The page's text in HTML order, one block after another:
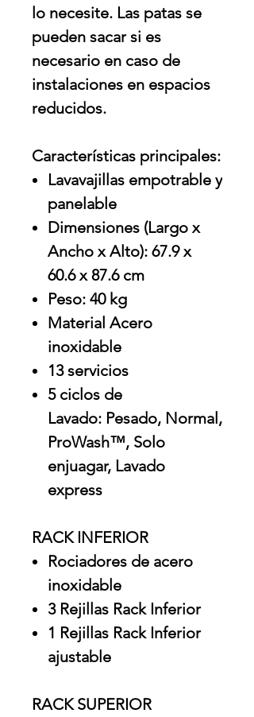
lo necesite. Las patas se
pueden sacar si es
necesario en caso de
instalaciones en espacios
reducidos.
Características principales:
Lavavajillas empotrable y
panelable
Dimensiones (Largo x
Ancho x Alto): 67.9 x
60.6 x 87.6 cm
Peso: 40 kg
Material Acero
inoxidable
13 servicios
5 ciclos de
Lavado: Pesado, Normal,
ProWash™, Solo
enjuagar, Lavado
express
RACK INFERIOR
Rociadores de acero
inoxidable
3 Rejillas Rack Inferior
1 Rejillas Rack Inferior
ajustable
RACK SUPERIOR